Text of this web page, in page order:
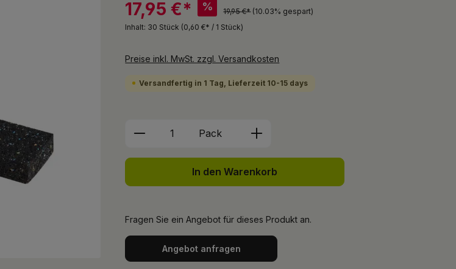
17,95 €* % 19,95 €* (10.03% gespart)
Inhalt: 30 Stück (0,60 €* / 1 Stück)
Preise inkl. MwSt. zzgl. Versandkosten
Versandfertig in 1 Tag, Lieferzeit 10-15 days
Produkt Anzahl: Gib den gewünschten Wert
Pack
In den Warenkorb
Fragen Sie ein Angebot für dieses Produkt an.
Angebot anfragen